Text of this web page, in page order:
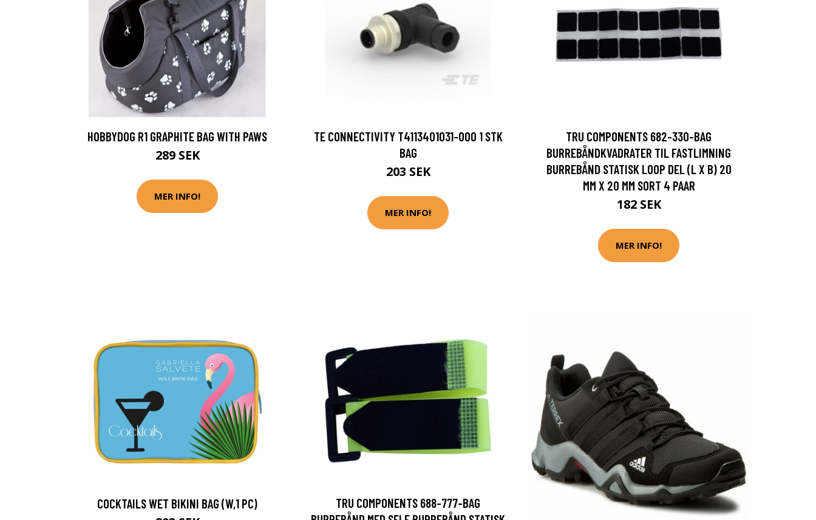
HOBBYDOG R1 GRAPHITE BAG WITH PAWS
289 SEK
MER INFO!
TE CONNECTIVITY T4113401031-000 1 STK
BAG
203 SEK
MER INFO!
TRU COMPONENTS 682-330-BAG
BURREBÅNDKVADRATER TIL FASTLIMNING
BURREBÅND STATISK LOOP DEL (L X B) 20
MM X 20 MM SORT 4 PAAR
182 SEK
MER INFO!
COCKTAILS WET BIKINI BAG (W,1 PC)
TRU COMPONENTS 688-777-BAG